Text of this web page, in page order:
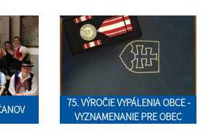
75. VÝROČIE VYPÁLENIA OBCE -
VYZNAMENANIE PRE OBEC